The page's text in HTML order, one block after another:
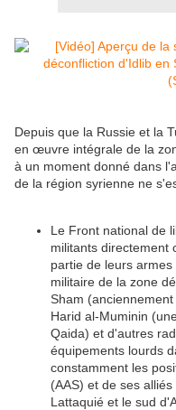
Depuis que la Russie et la
en œuvre intégrale de la
à un moment donné dans
de la région syrienne ne
Le Front national de
militants directement
partie de leurs
militaire de la zone
Sham
Harid al-Muminin
Qaida) et d'autres
équipements lourds
constamment les
(AAS) et de ses
Lattaquié et le sud